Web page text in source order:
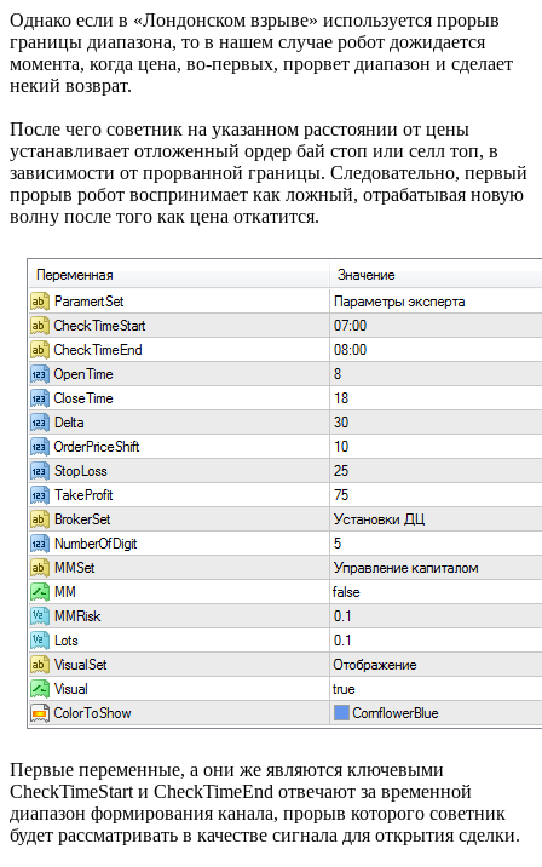
Однако если в «Лондонском взрыве» используется прорыв
границы диапазона, то в нашем случае робот дожидается
момента, когда цена, во-первых, прорвет диапазон и сделает
некий возврат.
После чего советник на указанном расстоянии от цены
устанавливает отложенный ордер бай стоп или селл топ, в
зависимости от прорванной границы. Следовательно, первый
прорыв робот воспринимает как ложный, отрабатывая новую
волну после того как цена откатится.
Первые переменные, а они же являются ключевыми
CheckTimeStart и CheckTimeEnd отвечают за временной
диапазон формирования канала, прорыв которого советник
будет рассматривать в качестве сигнала для открытия сделки.